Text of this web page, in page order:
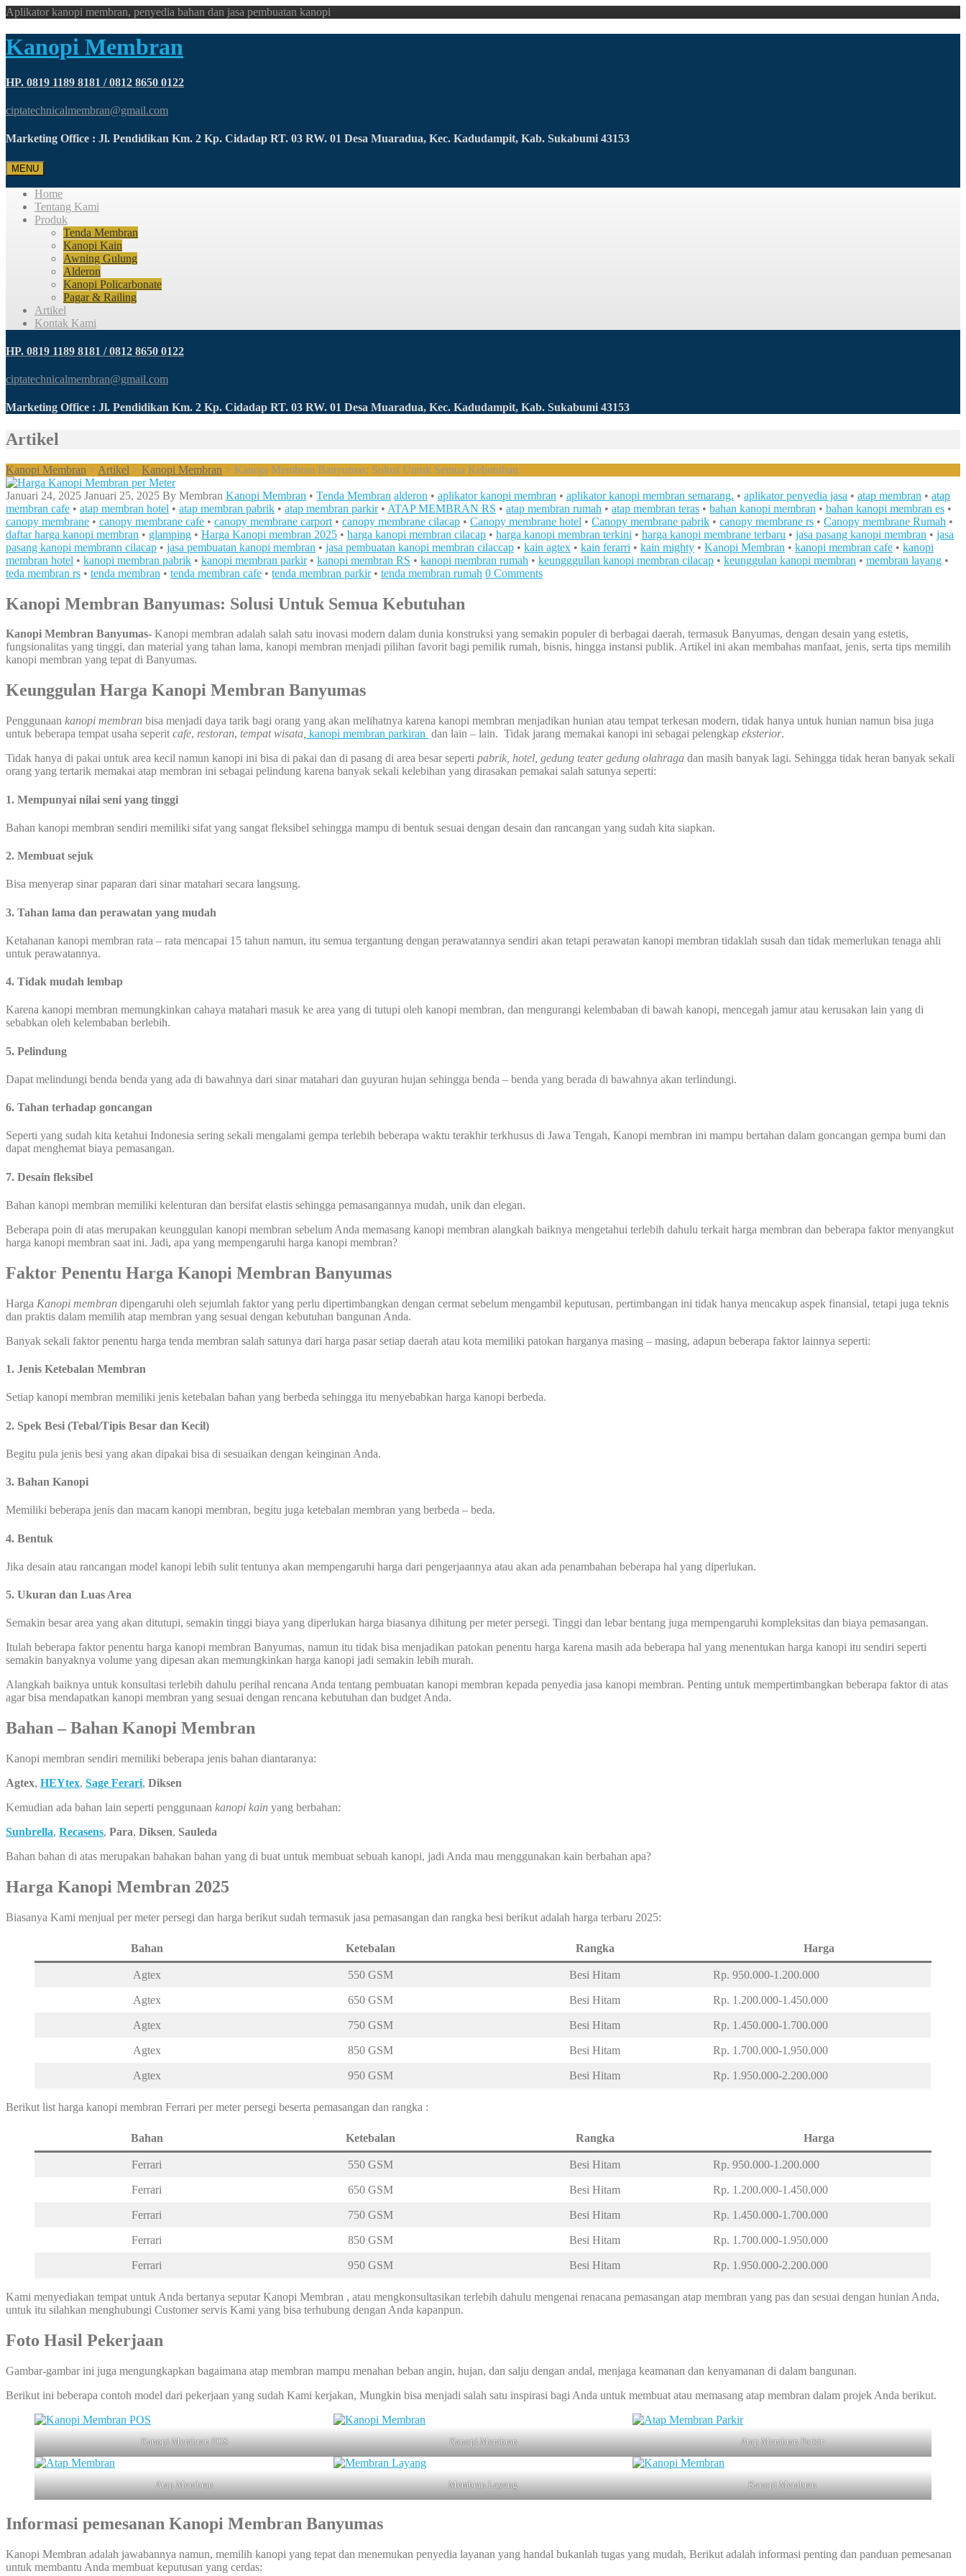
Aplikator kanopi membran, penyedia bahan dan jasa pembuatan kanopi
Kanopi Membran
HP. 0819 1189 8181 / 0812 8650 0122
ciptatechnicalmembran@gmail.com
Marketing Office : Jl. Pendidikan Km. 2 Kp. Cidadap RT. 03 RW. 01 Desa Muaradua, Kec. Kadudampit, Kab. Sukabumi 43153
MENU
Home
Tentang Kami
Produk
Tenda Membran
Kanopi Kain
Awning Gulung
Alderon
Kanopi Policarbonate
Pagar & Railing
Artikel
Kontak Kami
HP. 0819 1189 8181 / 0812 8650 0122
ciptatechnicalmembran@gmail.com
Marketing Office : Jl. Pendidikan Km. 2 Kp. Cidadap RT. 03 RW. 01 Desa Muaradua, Kec. Kadudampit, Kab. Sukabumi 43153
Artikel
Kanopi Membran > Artikel > Kanopi Membran > Kanopi Membran Banyumas: Solusi Untuk Semua Kebutuhan
Januari 24, 2025 Januari 25, 2025 By Membran Kanopi Membran • Tenda Membran alderon • aplikator kanopi membran • aplikator kanopi membran semarang. • aplikator penyedia jasa • atap membran • atap
membran cafe • atap membran hotel • atap membran pabrik • atap membran parkir• ATAP MEMBRAN RS • atap membran rumah • atap membran teras • bahan kanopi membran • bahan kanopi membran es •
canopy membrane • canopy membrane cafe • canopy membrane carport • canopy membrane cilacap • Canopy membrane hotel • Canopy membrane pabrik • canopy membrane rs • Canopy membrane Rumah •
daftar harga kanopi membran • glamping • Harga Kanopi membran 2025 • harga kanopi membran cilacap • harga kanopi membran terkini • harga kanopi membrane terbaru • jasa pasang kanopi membran • jasa
pasang kanopi membrann cilacap • jasa pembuatan kanopi membran • jasa pembuatan kanopi membran cilaccap • kain agtex • kain ferarri • kain mighty • Kanopi Membran • kanopi membran cafe • kanopi
membran hotel • kanopi membran pabrik • kanopi membran parkir• kanopi membran RS • kanopi membran rumah • keungggullan kanopi membran cilacap • keunggulan kanopi membran • membran layang •
teda membran rs • tenda membran • tenda membran cafe • tenda membran parkir• tenda membran rumah 0 Comments
Kanopi Membran Banyumas: Solusi Untuk Semua Kebutuhan
Kanopi Membran Banyumas- Kanopi membran adalah salah satu inovasi modern dalam dunia konstruksi yang semakin populer di berbagai daerah, termasuk Banyumas, dengan desain yang estetis,
fungsionalitas yang tinggi, dan material yang tahan lama, kanopi membran menjadi pilihan favorit bagi pemilik rumah, bisnis, hingga instansi publik. Artikel ini akan membahas manfaat, jenis, serta tips memilih
kanopi membran yang tepat di Banyumas.
Keunggulan Harga Kanopi Membran Banyumas
Penggunaan kanopi membran bisa menjadi daya tarik bagi orang yang akan melihatnya karena kanopi membran menjadikan hunian atau tempat terkesan modern, tidak hanya untuk hunian namun bisa juga
untuk beberapa tempat usaha seperit cafe, restoran, tempat wisata, kanopi membran parkiran dan lain – lain. Tidak jarang memakai kanopi ini sebagai pelengkap eksterior.
Tidak hanya di pakai untuk area kecil namun kanopi ini bisa di pakai dan di pasang di area besar seperti pabrik, hotel, gedung teater gedung olahraga dan masih banyak lagi. Sehingga tidak heran banyak sekali
orang yang tertarik memakai atap membran ini sebagai pelindung karena banyak sekali kelebihan yang dirasakan pemakai salah satunya seperti:
1. Mempunyai nilai seni yang tinggi
Bahan kanopi membran sendiri memiliki sifat yang sangat fleksibel sehingga mampu di bentuk sesuai dengan desain dan rancangan yang sudah kita siapkan.
2. Membuat sejuk
Bisa menyerap sinar paparan dari sinar matahari secara langsung.
3. Tahan lama dan perawatan yang mudah
Ketahanan kanopi membran rata – rata mencapai 15 tahun namun, itu semua tergantung dengan perawatannya sendiri akan tetapi perawatan kanopi membran tidaklah susah dan tidak memerlukan tenaga ahli
untuk perawatannya.
4. Tidak mudah lembap
Karena kanopi membran memungkinkan cahaya matahari masuk ke area yang di tutupi oleh kanopi membran, dan mengurangi kelembaban di bawah kanopi, mencegah jamur atau kerusakan lain yang di
sebabkan oleh kelembaban berlebih.
5. Pelindung
Dapat melindungi benda benda yang ada di bawahnya dari sinar matahari dan guyuran hujan sehingga benda – benda yang berada di bawahnya akan terlindungi.
6. Tahan terhadap goncangan
Seperti yang sudah kita ketahui Indonesia sering sekali mengalami gempa terlebih beberapa waktu terakhir terkhusus di Jawa Tengah, Kanopi membran ini mampu bertahan dalam goncangan gempa bumi dan
dapat menghemat biaya pemasangan.
7. Desain fleksibel
Bahan kanopi membran memiliki kelenturan dan bersifat elastis sehingga pemasangannya mudah, unik dan elegan.
Beberapa poin di atas merupakan keunggulan kanopi membran sebelum Anda memasang kanopi membran alangkah baiknya mengetahui terlebih dahulu terkait harga membran dan beberapa faktor menyangkut
harga kanopi membran saat ini. Jadi, apa yang mempengaruhi harga kanopi membran?
Faktor Penentu Harga Kanopi Membran Banyumas
Harga Kanopi membran dipengaruhi oleh sejumlah faktor yang perlu dipertimbangkan dengan cermat sebelum mengambil keputusan, pertimbangan ini tidak hanya mencakup aspek finansial, tetapi juga teknis
dan praktis dalam memilih atap membran yang sesuai dengan kebutuhan bangunan Anda.
Banyak sekali faktor penentu harga tenda membran salah satunya dari harga pasar setiap daerah atau kota memiliki patokan harganya masing – masing, adapun beberapa faktor lainnya seperti:
1. Jenis Ketebalan Membran
Setiap kanopi membran memiliki jenis ketebalan bahan yang berbeda sehingga itu menyebabkan harga kanopi berbeda.
2. Spek Besi (Tebal/Tipis Besar dan Kecil)
Begitu pula jenis besi yang akan dipakai bisa di sesuaikan dengan keinginan Anda.
3. Bahan Kanopi
Memiliki beberapa jenis dan macam kanopi membran, begitu juga ketebalan membran yang berbeda – beda.
4. Bentuk
Jika desain atau rancangan model kanopi lebih sulit tentunya akan mempengaruhi harga dari pengerjaannya atau akan ada penambahan beberapa hal yang diperlukan.
5. Ukuran dan Luas Area
Semakin besar area yang akan ditutupi, semakin tinggi biaya yang diperlukan harga biasanya dihitung per meter persegi. Tinggi dan lebar bentang juga mempengaruhi kompleksitas dan biaya pemasangan.
Itulah beberapa faktor penentu harga kanopi membran Banyumas, namun itu tidak bisa menjadikan patokan penentu harga karena masih ada beberapa hal yang menentukan harga kanopi itu sendiri seperti
semakin banyaknya volume yang dipesan akan memungkinkan harga kanopi jadi semakin lebih murah.
Alangkah baiknya untuk konsultasi terlebih dahulu perihal rencana Anda tentang pembuatan kanopi membran kepada penyedia jasa kanopi membran. Penting untuk mempertimbangkan beberapa faktor di atas
agar bisa mendapatkan kanopi membran yang sesuai dengan rencana kebutuhan dan budget Anda.
Bahan – Bahan Kanopi Membran
Kanopi membran sendiri memiliki beberapa jenis bahan diantaranya:
Agtex, HEYtex, Sage Ferari, Diksen
Kemudian ada bahan lain seperti penggunaan kanopi kain yang berbahan:
Sunbrella, Recasens, Para, Diksen, Sauleda
Bahan bahan di atas merupakan bahakan bahan yang di buat untuk membuat sebuah kanopi, jadi Anda mau menggunakan kain berbahan apa?
Harga Kanopi Membran 2025
Biasanya Kami menjual per meter persegi dan harga berikut sudah termasuk jasa pemasangan dan rangka besi berikut adalah harga terbaru 2025:
Bahan Ketebalan Rangka Harga
Agtex 550 GSM Besi Hitam Rp. 950.000-1.200.000
Agtex 650 GSM Besi Hitam Rp. 1.200.000-1.450.000
Agtex 750 GSM Besi Hitam Rp. 1.450.000-1.700.000
Agtex 850 GSM Besi Hitam Rp. 1.700.000-1.950.000
Agtex 950 GSM Besi Hitam Rp. 1.950.000-2.200.000
Berikut list harga kanopi membran Ferrari per meter persegi beserta pemasangan dan rangka :
Bahan Ketebalan Rangka Harga
Ferrari 550 GSM Besi Hitam Rp. 950.000-1.200.000
Ferrari 650 GSM Besi Hitam Rp. 1.200.000-1.450.000
Ferrari 750 GSM Besi Hitam Rp. 1.450.000-1.700.000
Ferrari 850 GSM Besi Hitam Rp. 1.700.000-1.950.000
Ferrari 950 GSM Besi Hitam Rp. 1.950.000-2.200.000
Kami menyediakan tempat untuk Anda bertanya seputar Kanopi Membran , atau mengkonsultasikan terlebih dahulu mengenai renacana pemasangan atap membran yang pas dan sesuai dengan hunian Anda,
untuk itu silahkan menghubungi Customer servis Kami yang bisa terhubung dengan Anda kapanpun.
Foto Hasil Pekerjaan
Gambar-gambar ini juga mengungkapkan bagaimana atap membran mampu menahan beban angin, hujan, dan salju dengan andal, menjaga keamanan dan kenyamanan di dalam bangunan.
Berikut ini beberapa contoh model dari pekerjaan yang sudah Kami kerjakan, Mungkin bisa menjadi salah satu inspirasi bagi Anda untuk membuat atau memasang atap membran dalam projek Anda berikut.
Kanopi Membran POS Kanopi Membran Atap Membran Parkir
Atap Membran Membran Layang Kanopi Membran
Informasi pemesanan Kanopi Membran Banyumas
Kanopi Membran adalah jawabannya namun, memilih kanopi yang tepat dan menemukan penyedia layanan yang handal bukanlah tugas yang mudah, Berikut adalah informasi penting dan panduan pemesanan
untuk membantu Anda membuat keputusan yang cerdas: